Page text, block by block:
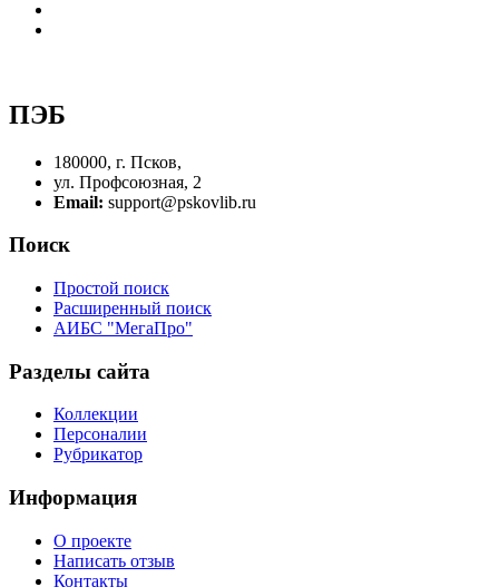
ПЭБ
180000, г. Псков,
ул. Профсоюзная, 2
Email: support@pskovlib.ru
Поиск
Простой поиск
Расширенный поиск
АИБС "МегаПро"
Разделы сайта
Коллекции
Персоналии
Рубрикатор
Информация
О проекте
Написать отзыв
Контакты